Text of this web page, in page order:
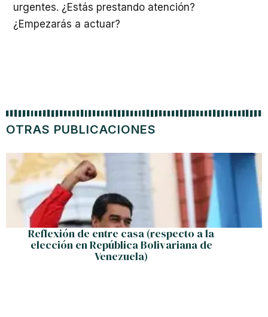
urgentes. ¿Estás prestando atención?
¿Empezarás a actuar?
OTRAS PUBLICACIONES
Reflexión de entre casa (respecto a la
elección en República Bolivariana de
Venezuela)